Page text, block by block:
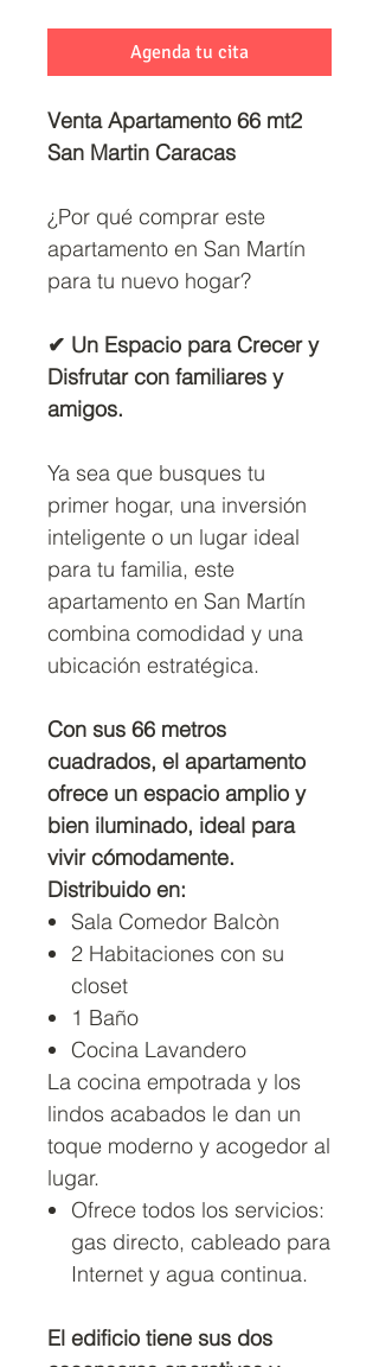
Agenda tu cita
Venta Apartamento 66 mt2
San Martin Caracas
¿Por qué comprar este
apartamento en San Martín
para tu nuevo hogar?
✔ Un Espacio para Crecer y
Disfrutar con familiares y
amigos.
Ya sea que busques tu
primer hogar, una inversión
inteligente o un lugar ideal
para tu familia, este
apartamento en San Martín
combina comodidad y una
ubicación estratégica.
Con sus 66 metros
cuadrados, el apartamento
ofrece un espacio amplio y
bien iluminado, ideal para
vivir cómodamente.
Distribuido en:
Sala Comedor Balcòn
2 Habitaciones con su
closet
1 Baño
Cocina Lavandero
La cocina empotrada y los
lindos acabados le dan un
toque moderno y acogedor al
lugar.
Ofrece todos los servicios:
gas directo, cableado para
Internet y agua continua.
El edificio tiene sus dos